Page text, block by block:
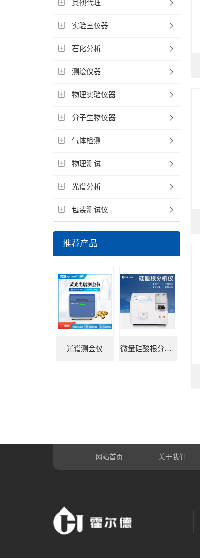
其他代理
实验室仪器
石化分析
测绘仪器
物理实验仪器
分子生物仪器
气体检测
物理测试
光谱分析
包装测试仪
推荐产品
光谱测金仪 微量硅酸根分析仪
网站首页 关于我们